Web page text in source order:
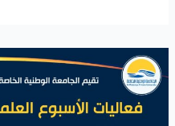
فعاليات
الأسبوع
العلمي
في